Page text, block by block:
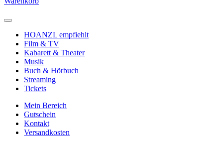
HOANZL empfiehlt
Film & TV
Kabarett & Theater
Musik
Buch & Hörbuch
Streaming
Tickets
Mein Bereich
Gutschein
Kontakt
Versandkosten